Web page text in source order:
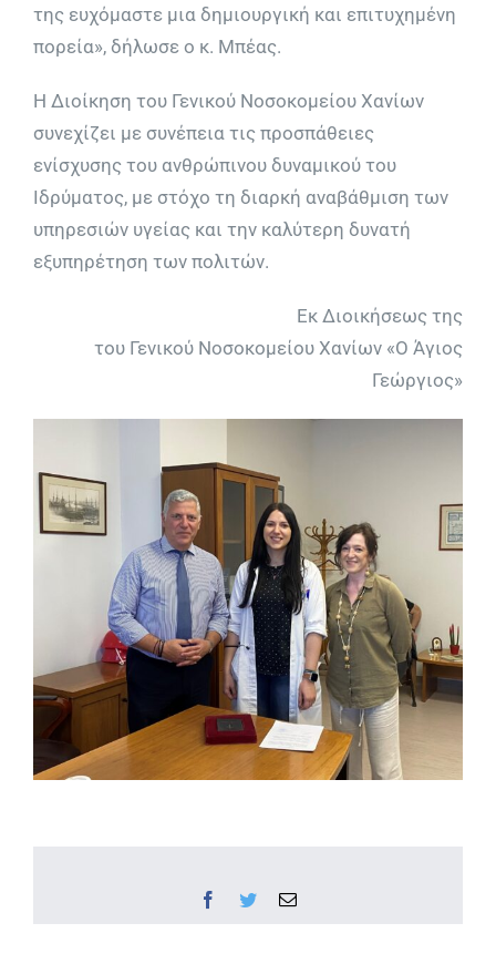
της ευχόμαστε μια δημιουργική και επιτυχημένη
πορεία», δήλωσε ο κ. Μπέας.
Η Διοίκηση του Γενικού Νοσοκομείου Χανίων
συνεχίζει με συνέπεια τις προσπάθειες
ενίσχυσης του ανθρώπινου δυναμικού του
Ιδρύματος, με στόχο τη διαρκή αναβάθμιση των
υπηρεσιών υγείας και την καλύτερη δυνατή
εξυπηρέτηση των πολιτών.
Εκ Διοικήσεως της
του Γενικού Νοσοκομείου Χανίων «Ο Άγιος
Γεώργιος»
Facebook
TwitterEmail